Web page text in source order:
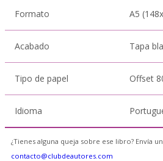
Formato A5
Acabado Tapa
Tipo de papel Offset
Idioma
¿Tienes alguna queja sobre ese libro? Envía
contacto@clubdeautores.com